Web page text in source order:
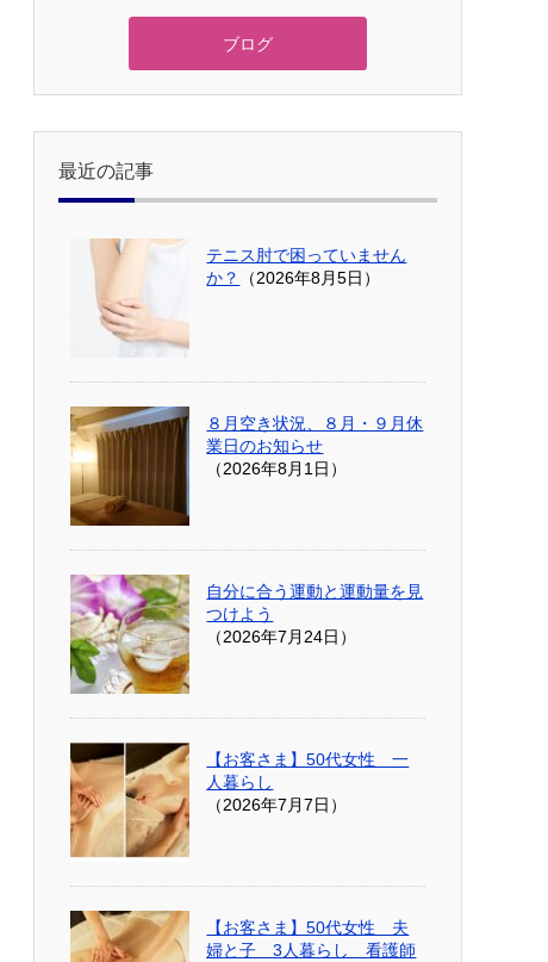
ブログ
最近の記事
テニス肘で困っていません
か？
（2026年8月5日）
８月空き状況、８月・９月休
業日のお知らせ
（2026年8月1日）
自分に合う運動と運動量を見
つけよう
（2026年7月24日）
【お客さま】50代女性 一
人暮らし
（2026年7月7日）
【お客さま】50代女性 夫
婦と子 3人暮らし 看護師